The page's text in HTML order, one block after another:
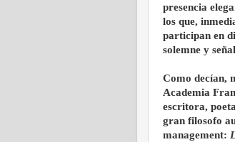
presencia
los que,
participan en
solemne y
Como decían,
Academia
escritora,
gran filosofo
management: